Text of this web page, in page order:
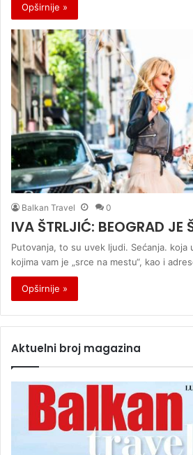
Opširnije »
Balkan Travel 0
IVA ŠTRLJIĆ: BEOGRAD JE
Putovanja, to su uvek ljudi. Sećanja.
kojima vam je „srce na mestu“, kao i
Opširnije »
Aktuelni broj magazina